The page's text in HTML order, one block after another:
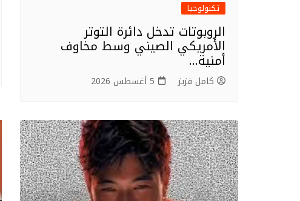
تكنولوجيا
الروبوتات تدخل دائرة التوتر
الأمريكي الصيني وسط مخاوف
أمنية…
كامل فزيز 5 أغسطس 2026